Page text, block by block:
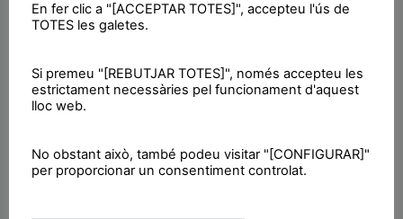
Mentrestant la plataforma contrària al projecte,
govern local a fi d’exposar i defensar les
alternatives a l’autopista.
Imatge: Sant Vila | Font:ARA
En fer clic a "[ACCEPTAR TOTES]", accepteu l'ús de
TOTES les galetes.
Si premeu "[REBUTJAR TOTES]", només accepteu les
estrictament necessàries pel funcionament d'aquest
lloc web.
No obstant això, també podeu visitar "[CONFIGURAR]"
per proporcionar un consentiment controlat.